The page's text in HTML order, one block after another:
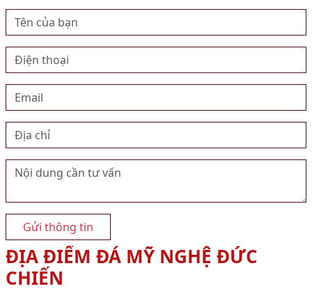
Gửi thông tin
ĐỊA ĐIỂM ĐÁ MỸ NGHỆ ĐỨC
CHIẾN